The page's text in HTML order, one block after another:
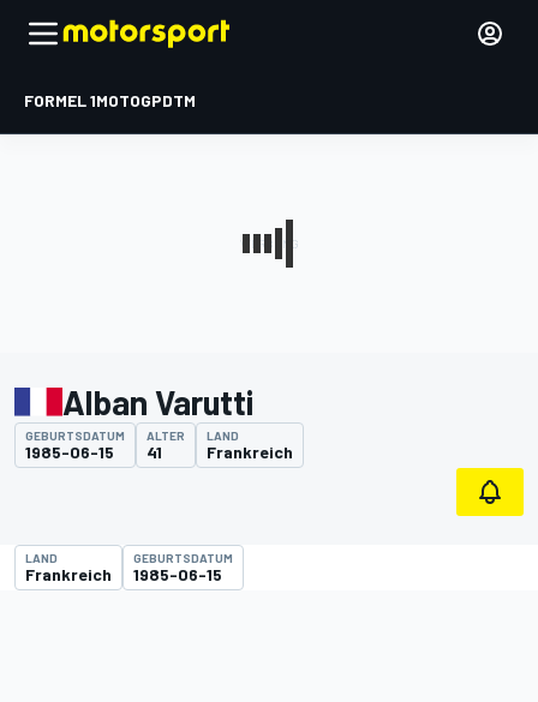
FORMEL 1MOTOGPDTM
Alban Varutti
GEBURTSDATUM
1985-06-15
ALTER
41
LAND
Frankreich
LAND
Frankreich
GEBURTSDATUM
1985-06-15